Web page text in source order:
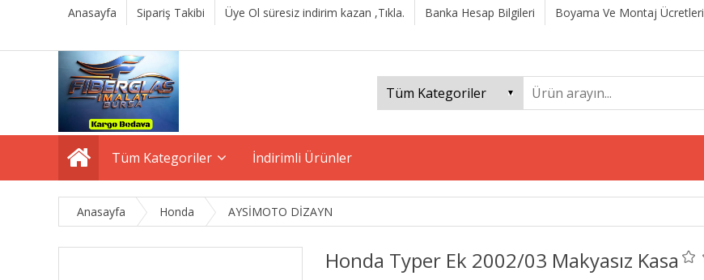
Anasayfa Sipariş Takibi Üye Ol süresiz indirim kazan ,Tıkla. Banka Hesap Bilgileri Boyama Ve Montaj Ücretleri
Tüm Kategoriler İndirimli Ürünler
Anasayfa Honda AYSİMOTO DİZAYN
Honda Typer Ek 2002/03 Makyasız Kasa